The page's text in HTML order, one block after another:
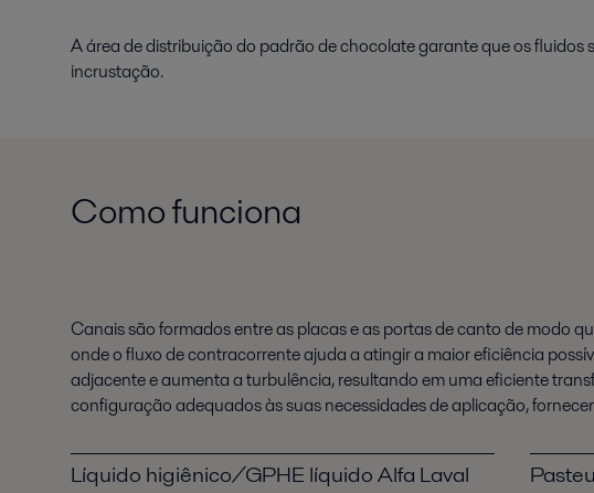
A área de distribuição do padrão de chocolate garante que os
incrustação.
Como funciona
Canais são formados entre as placas e as portas de canto de modo
onde o fluxo de contracorrente ajuda a atingir a maior eficiência
adjacente e aumenta a turbulência, resultando em uma eficiente
configuração adequados às suas necessidades de aplicação,
Líquido higiênico/GPHE líquido Alfa Laval